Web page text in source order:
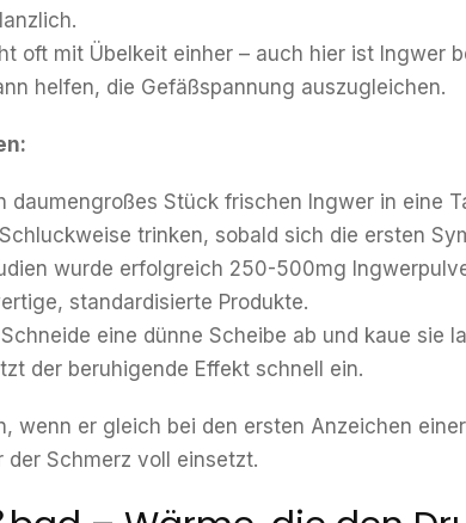
oft mit Übelkeit einher – auch hier ist Ingwer
helfen, die Gefäßspannung auszugleichen.
daumengroßes Stück frischen Ingwer in eine
trinken, sobald sich die ersten
wurde erfolgreich 250-500mg
standardisierte Produkte.
eine dünne Scheibe ab und kaue sie
der beruhigende Effekt schnell ein.
wenn er gleich bei den ersten Anzeichen
der Schmerz voll einsetzt.